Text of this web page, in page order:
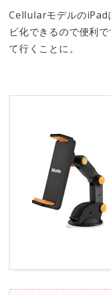
CellularモデルのiPad
ビ化できるので便利
て行くことに。